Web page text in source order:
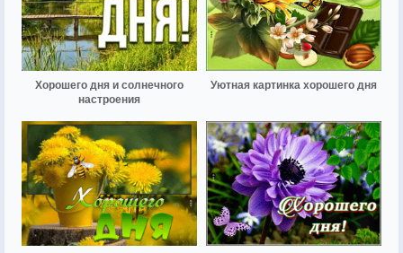
Хорошего дня и солнечного
настроения
Уютная картинка хорошего дня